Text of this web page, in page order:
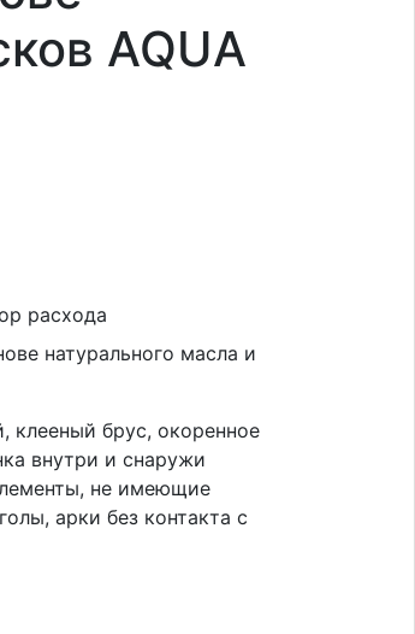
AQUA
расхода
натурального масла и
клееный брус, окоренное
внутри и снаружи
не имеющие
арки без контакта с